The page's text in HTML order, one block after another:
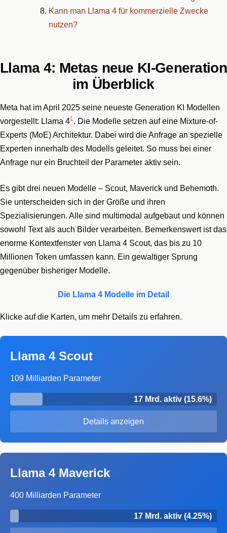
Kann man Llama 4 für kommerzielle Zwecke
nutzen?
Llama 4: Metas neue KI-Generation
im Überblick
Meta hat im April 2025 seine neueste Generation KI Modellen
vorgestellt: Llama 41. Die Modelle setzen auf eine Mixture-of-
Experts (MoE) Architektur. Dabei wird die Anfrage an spezielle
Experten innerhalb des Modells geleitet. So muss bei einer
Anfrage nur ein Bruchteil der Parameter aktiv sein.
Es gibt drei neuen Modelle – Scout, Maverick und Behemoth.
Sie unterscheiden sich in der Größe und ihren
Spezialisierungen. Alle sind multimodal aufgebaut und können
sowohl Text als auch Bilder verarbeiten. Bemerkenswert ist das
enorme Kontextfenster von Llama 4 Scout, das bis zu 10
Millionen Token umfassen kann. Ein gewaltiger Sprung
gegenüber bisheriger Modelle.
Die Llama 4 Modelle im Detail
Klicke auf die Karten, um mehr Details zu erfahren.
Llama 4 Scout
109 Milliarden Parameter
17 Mrd. aktiv (15.6%)
Details anzeigen
Llama 4 Maverick
400 Milliarden Parameter
17 Mrd. aktiv (4.25%)